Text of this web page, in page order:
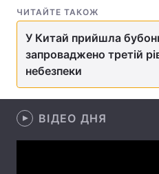
Економіка
Спорт
Техно і зв'язок
Зброя
ЧИТАЙТЕ ТАКОЖ
У Китай прийшла
запроваджено третій
небезпеки
ВІДЕО ДНЯ